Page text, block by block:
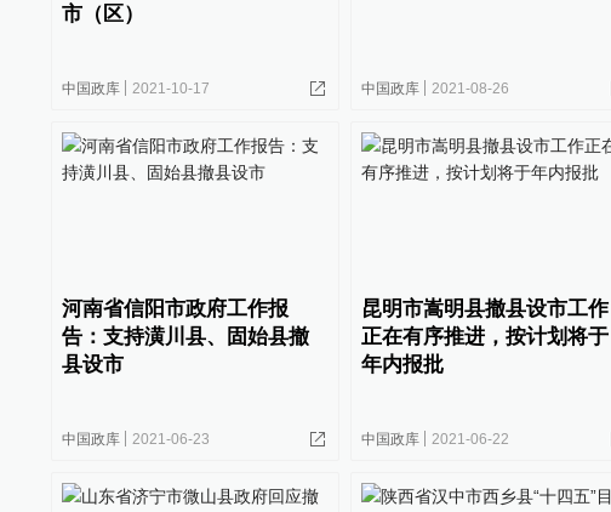
市（区）
中国政库 2021-10-17 中国政库 2021-08-26
河南省信阳市政府工作报
告：支持潢川县、固始县撤
县设市
中国政库 2021-06-23
昆明市嵩明县撤县设市工作
正在有序推进，按计划将于
年内报批
中国政库 2021-06-22